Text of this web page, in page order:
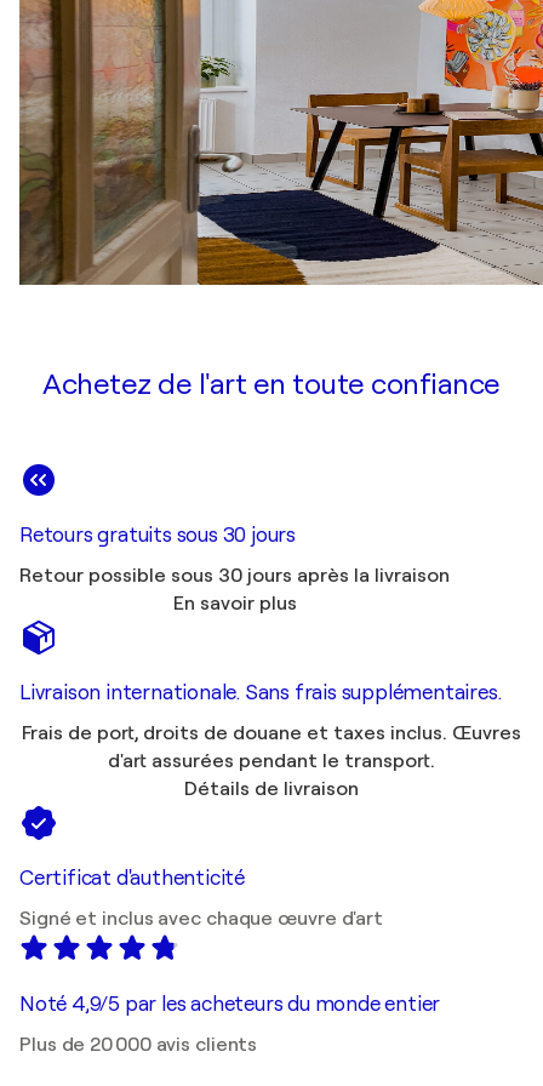
Achetez de l'art en toute confiance
Retours gratuits sous 30 jours
Retour possible sous 30 jours après la livraison
En savoir plus
Livraison internationale. Sans frais supplémentaires.
Frais de port, droits de douane et taxes inclus. Œuvres
d'art assurées pendant le transport.
Détails de livraison
Certificat d'authenticité
Signé et inclus avec chaque œuvre d'art
Noté 4,9/5 par les acheteurs du monde entier
Plus de 20 000 avis clients